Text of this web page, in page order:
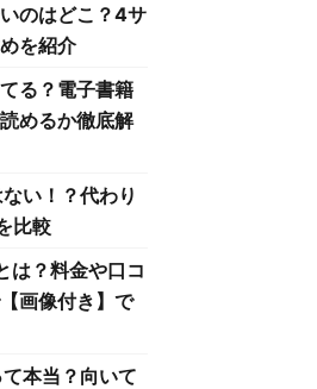
のはどこ？4サ
を紹介
る？電子書籍
めるか徹底解
い！？代わり
比較
は？料金や口コ
画像付き】で
本当？向いて